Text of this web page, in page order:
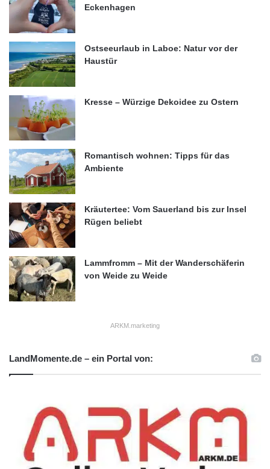
Eckenhagen
Ostseeurlaub in Laboe: Natur vor der
Haustür
Kresse – Würzige Dekoidee zu Ostern
Romantisch wohnen: Tipps für das
Ambiente
Kräutertee: Vom Sauerland bis zur Insel
Rügen beliebt
Lammfromm – Mit der Wanderschäferin
von Weide zu Weide
ARKM.marketing
LandMomente.de – ein Portal von: